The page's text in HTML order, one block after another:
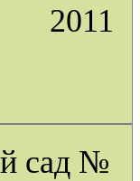
2011
сад №